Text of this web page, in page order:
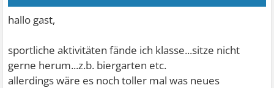
hallo gast,
sportliche aktivitäten fände ich klasse...sitze nicht
gerne herum...z.b. biergarten etc.
allerdings wäre es noch toller mal was neues